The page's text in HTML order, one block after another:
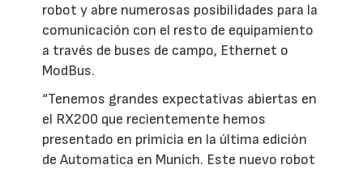
robot y abre numerosas posibilidades para la
comunicación con el resto de equipamiento
a través de buses de campo, Ethernet o
ModBus.
“Tenemos grandes expectativas abiertas en
el RX200 que recientemente hemos
presentado en primicia en la última edición
de Automatica en Munich. Este nuevo robot